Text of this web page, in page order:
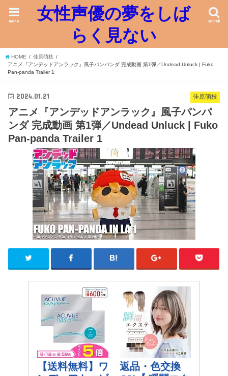
女性声優の夢をしば
らく見ない
search
menu
HOME
佳原萌枝
アニメ『アンデッドアンラック』風子パンパンダ 完成動画 第1弾／Undead Unluck | Fuko
Pan-panda Trailer 1
佳原萌枝
2024.01.21
アニメ『アンデッドアンラック』風子パンパ
ンダ 完成動画 第1弾／Undead Unluck | Fuko
Pan-panda Trailer 1